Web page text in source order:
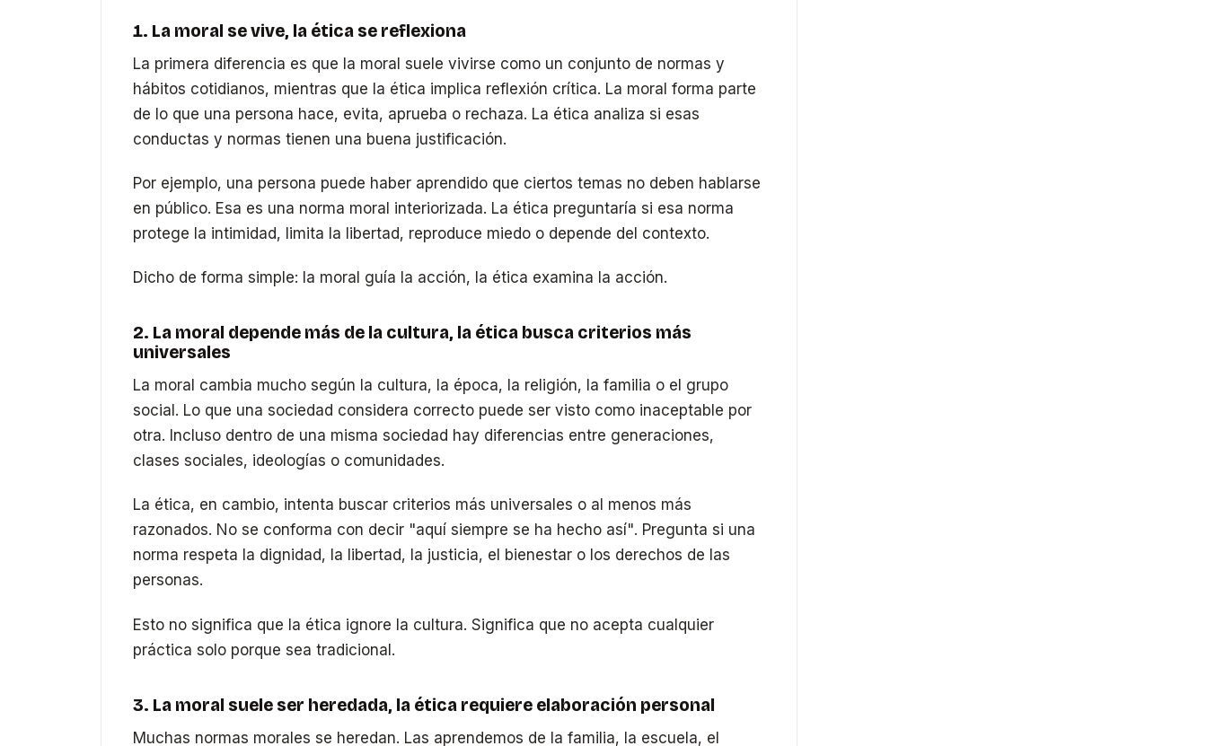
1. La moral se vive, la ética se reflexiona
La primera diferencia es que la moral suele vivirse como un conjunto de normas y
hábitos cotidianos, mientras que la ética implica reflexión crítica. La moral forma parte
de lo que una persona hace, evita, aprueba o rechaza. La ética analiza si esas
conductas y normas tienen una buena justificación.
Por ejemplo, una persona puede haber aprendido que ciertos temas no deben hablarse
en público. Esa es una norma moral interiorizada. La ética preguntaría si esa norma
protege la intimidad, limita la libertad, reproduce miedo o depende del contexto.
Dicho de forma simple: la moral guía la acción, la ética examina la acción.
2. La moral depende más de la cultura, la ética busca criterios más
universales
La moral cambia mucho según la cultura, la época, la religión, la familia o el grupo
social. Lo que una sociedad considera correcto puede ser visto como inaceptable por
otra. Incluso dentro de una misma sociedad hay diferencias entre generaciones,
clases sociales, ideologías o comunidades.
La ética, en cambio, intenta buscar criterios más universales o al menos más
razonados. No se conforma con decir "aquí siempre se ha hecho así". Pregunta si una
norma respeta la dignidad, la libertad, la justicia, el bienestar o los derechos de las
personas.
Esto no significa que la ética ignore la cultura. Significa que no acepta cualquier
práctica solo porque sea tradicional.
3. La moral suele ser heredada, la ética requiere elaboración personal
Muchas normas morales se heredan. Las aprendemos de la familia, la escuela, el